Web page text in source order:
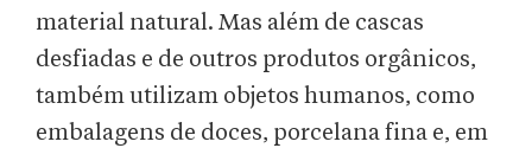
material natural. Mas além de cascas
desfiadas e de outros produtos orgânicos,
também utilizam objetos humanos, como
embalagens de doces, porcelana fina e, em